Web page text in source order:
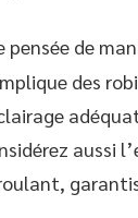
pensée de
des
aussi